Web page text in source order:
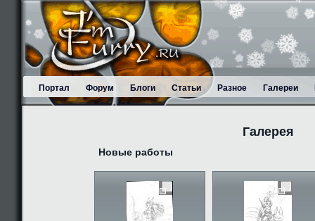
Портал Форум Блоги Статьи Разное Галереи
Галерея
Новые работы